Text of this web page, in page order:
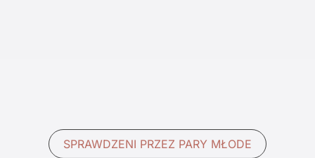
SPRAWDZENI PRZEZ PARY MŁODE